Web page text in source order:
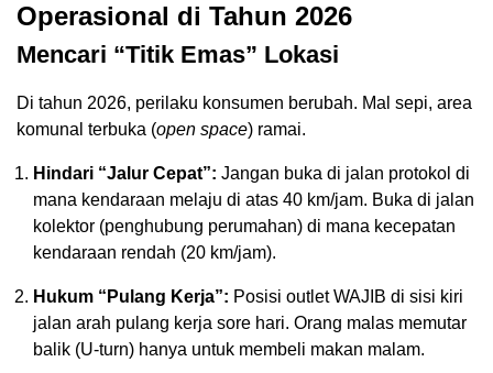
Operasional di Tahun 2026
Mencari “Titik Emas” Lokasi
Di tahun 2026, perilaku konsumen berubah. Mal sepi, area
komunal terbuka (open space) ramai.
Hindari “Jalur Cepat”: Jangan buka di jalan protokol di
mana kendaraan melaju di atas 40 km/jam. Buka di jalan
kolektor (penghubung perumahan) di mana kecepatan
kendaraan rendah (20 km/jam).
Hukum “Pulang Kerja”: Posisi outlet WAJIB di sisi kiri
jalan arah pulang kerja sore hari. Orang malas memutar
balik (U-turn) hanya untuk membeli makan malam.